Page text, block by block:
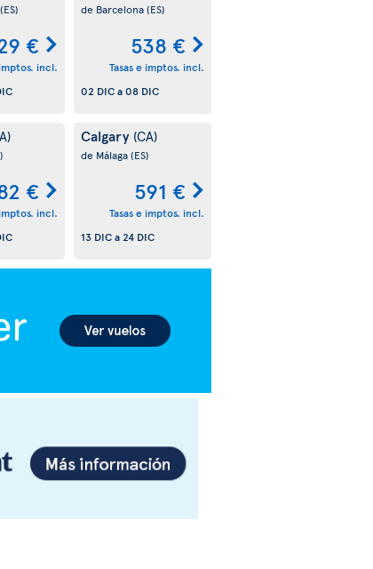
(ES)
€
incl.
de Barcelona(ES)
538 €
Tasas e imptos. incl.
02 DICa08 DIC
€
incl.
Calgary (CA)
de Málaga(ES)
591 €
Tasas e imptos. incl.
13 DICa24 DIC